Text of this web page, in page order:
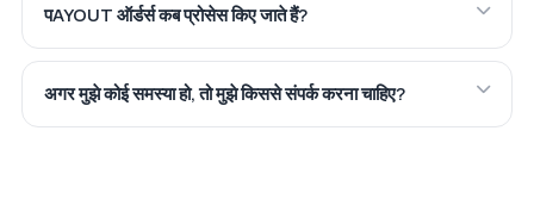
पAYOUT ऑर्डर्स कब प्रोसेस किए जाते हैं?
अगर मुझे कोई समस्या हो, तो मुझे किससे संपर्क करना चाहिए?